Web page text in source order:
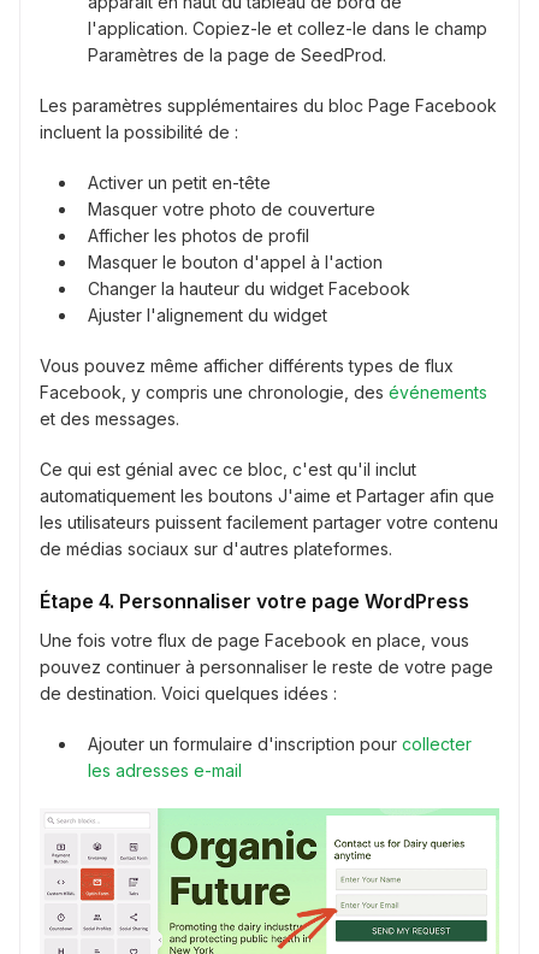
l'application. Copiez-le et collez-le dans le champ
Paramètres de la page de SeedProd.
Les paramètres supplémentaires du bloc Page Facebook
incluent la possibilité de :
Activer un petit en-tête
Masquer votre photo de couverture
Afficher les photos de profil
Masquer le bouton d'appel à l'action
Changer la hauteur du widget Facebook
Ajuster l'alignement du widget
Vous pouvez même afficher différents types de flux
Facebook, y compris une chronologie, des événements
et des messages.
Ce qui est génial avec ce bloc, c'est qu'il inclut
automatiquement les boutons J'aime et Partager afin que
les utilisateurs puissent facilement partager votre contenu
de médias sociaux sur d'autres plateformes.
Étape 4. Personnaliser votre page WordPress
Une fois votre flux de page Facebook en place, vous
pouvez continuer à personnaliser le reste de votre page
de destination. Voici quelques idées :
Ajouter un formulaire d'inscription pour collecter
les adresses e-mail